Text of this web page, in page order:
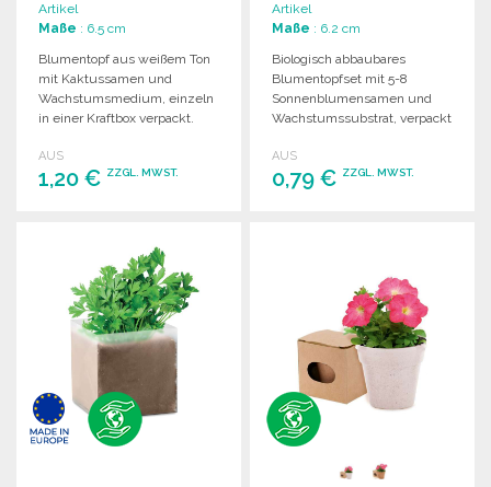
Artikel
Maße : 6.5 cm
Blumentopf aus weißem Ton
mit Kaktussamen und
Wachstumsmedium, einzeln
in einer Kraftbox verpackt.
AUS
1,20 € ZZGL. MWST.
Angebot anfordern
Artikel
Maße : 6.2 cm
Biologisch abbaubares
Blumentopfset mit 5-8
Sonnenblumensamen und
Wachstumssubstrat, verpackt
Kraftbox.
AUS
0,79 € ZZGL. MWST.